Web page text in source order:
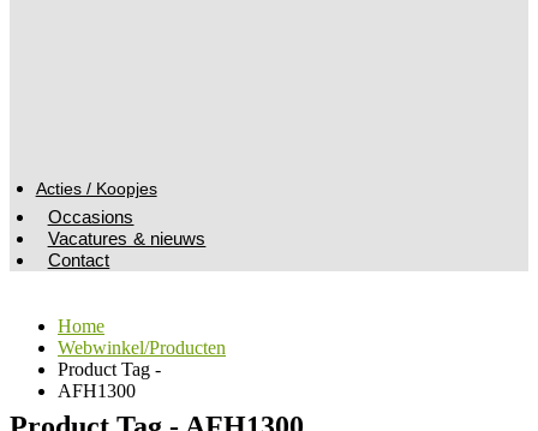
Acties / Koopjes
Occasions
Vacatures & nieuws
Contact
Home
Webwinkel/Producten
Product Tag -
AFH1300